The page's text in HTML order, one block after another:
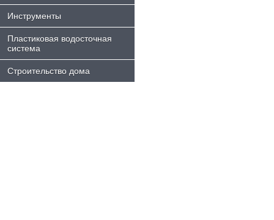
Инструменты
Пластиковая водосточная
система
Строительство дома